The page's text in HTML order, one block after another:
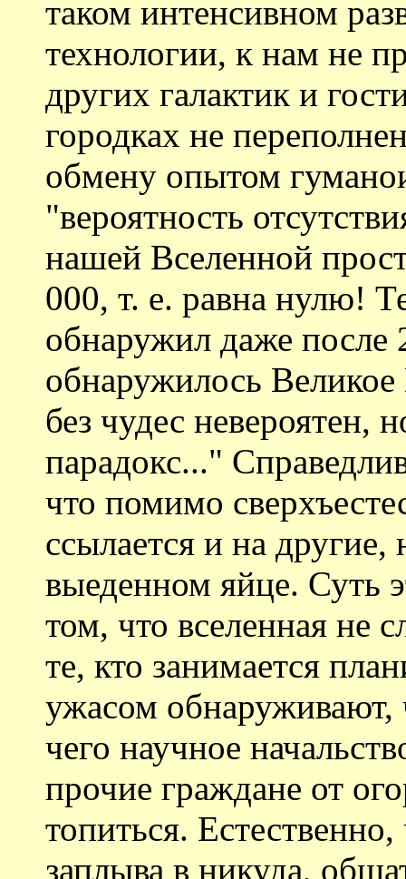
таком интенсивном
технологии, к нам не
других галактик и
городках не
обмену опытом
"вероятность
нашей Вселенной
000, т. е. равна нулю!
обнаружил даже после
обнаружилось
без чудес невероятен,
парадокс..."
что помимо
ссылается и на
выеденном яйце. Суть
том, что вселенная не
те, кто занимается
ужасом обнаруживают,
чего научное
прочие граждане от
топиться.
заплыва в никуда,